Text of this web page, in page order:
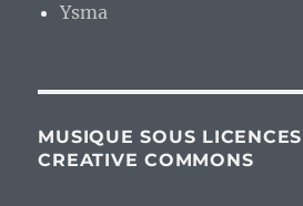
Ysma
MUSIQUE SOUS
CREATIVE COMMONS